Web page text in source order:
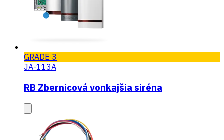
GRADE 3
JA-113A
RB Zbernicová vonkajšia siréna